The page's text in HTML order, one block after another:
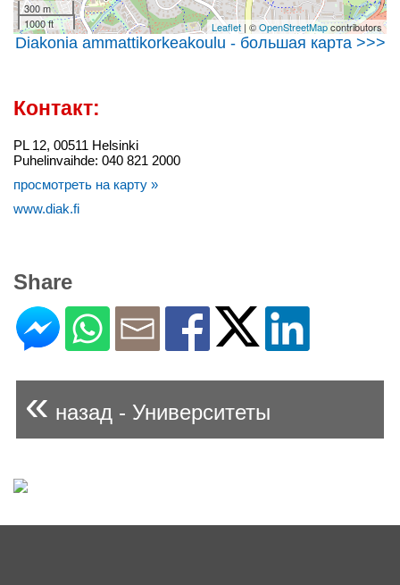
300 m
1000 ft
Leaflet | ©OpenStreetMapcontributors
Diakonia ammattikorkeakoulu - большая карта >>>
Контакт:
PL 12, 00511 Helsinki
Puhelinvaihde: 040 821 2000
просмотреть на карту »
www.diak.fi
Share
« назад - Университеты